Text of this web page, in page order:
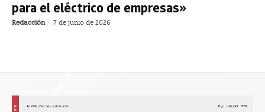
para el eléctrico de empresas»
Redacción - 7 de junio de 2026